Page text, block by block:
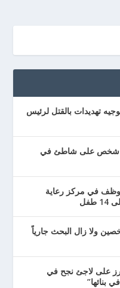
تهديدات بالقتل لرئيس
قنديل بحر ملون يلسع أكثر من 100 شخص على شاطئ في
في مركز رعاية
ولا زال البحث جارياً
على لاجئ نجح في
بنائها”